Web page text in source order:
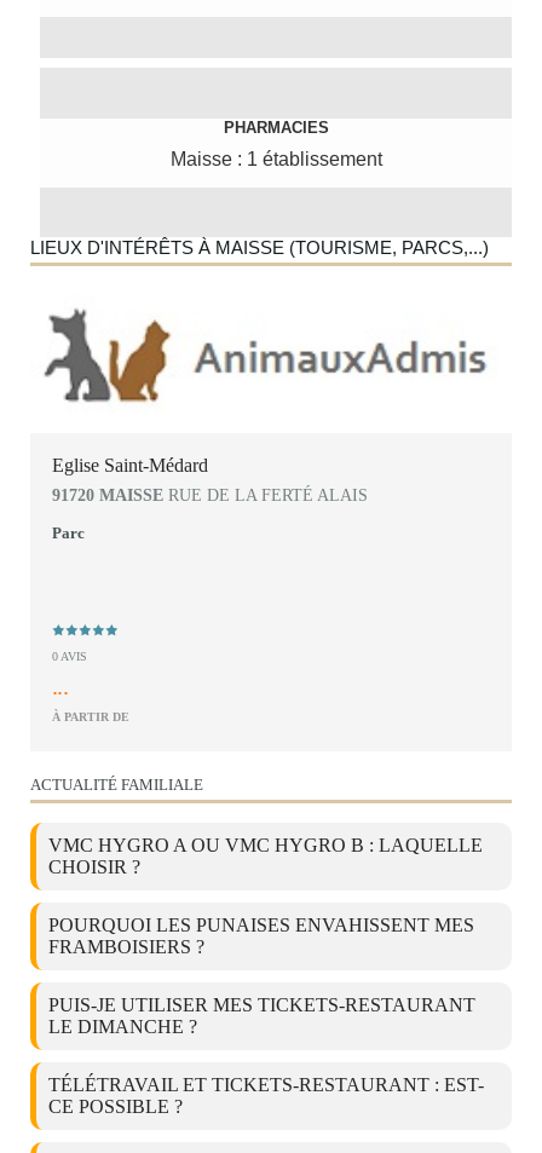
PHARMACIES
Maisse : 1 établissement
LIEUX D'INTÉRÊTS À MAISSE (TOURISME, PARCS,...)
Eglise Saint-Médard
91720 MAISSE RUE DE LA FERTÉ ALAIS
Parc
0 AVIS
...
À PARTIR DE
ACTUALITÉ FAMILIALE
VMC HYGRO A OU VMC HYGRO B : LAQUELLE
CHOISIR ?
POURQUOI LES PUNAISES ENVAHISSENT MES
FRAMBOISIERS ?
PUIS-JE UTILISER MES TICKETS-RESTAURANT
LE DIMANCHE ?
TÉLÉTRAVAIL ET TICKETS-RESTAURANT : EST-
CE POSSIBLE ?